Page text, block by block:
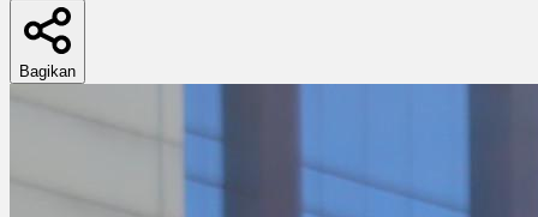
Bagikan